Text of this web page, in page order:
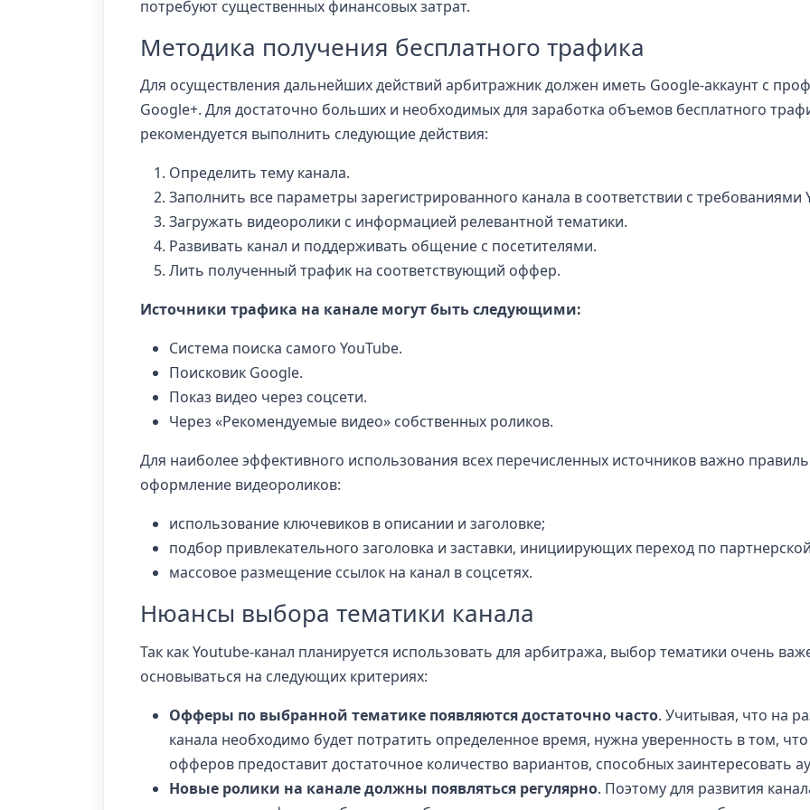
потребуют существенных финансовых затрат.
Методика получения бесплатного трафика
Для осуществления дальнейших действий арбитражник должен иметь Google-аккаунт с
Google+. Для достаточно больших и необходимых для заработка объемов бесплатного
рекомендуется выполнить следующие действия:
Определить тему канала.
Заполнить все параметры зарегистрированного канала в соответствии с требованиями
Загружать видеоролики с информацией релевантной тематики.
Развивать канал и поддерживать общение с посетителями.
Лить полученный трафик на соответствующий оффер.
Источники трафика на канале могут быть следующими:
Система поиска самого YouTube.
Поисковик Google.
Показ видео через соцсети.
Через «Рекомендуемые видео» собственных роликов.
Для наиболее эффективного использования всех перечисленных источников важно
оформление видеороликов:
использование ключевиков в описании и заголовке;
подбор привлекательного заголовка и заставки, инициирующих переход по
массовое размещение ссылок на канал в соцсетях.
Нюансы выбора тематики канала
Так как Youtube-канал планируется использовать для арбитража, выбор тематики очень
основываться на следующих критериях:
Офферы по выбранной тематике появляются достаточно часто. Учитывая, что на
канала необходимо будет потратить определенное время, нужна уверенность в том, что
офферов предоставит достаточное количество вариантов, способных заинтересовать
Новые ролики на канале должны появляться регулярно. Поэтому для развития